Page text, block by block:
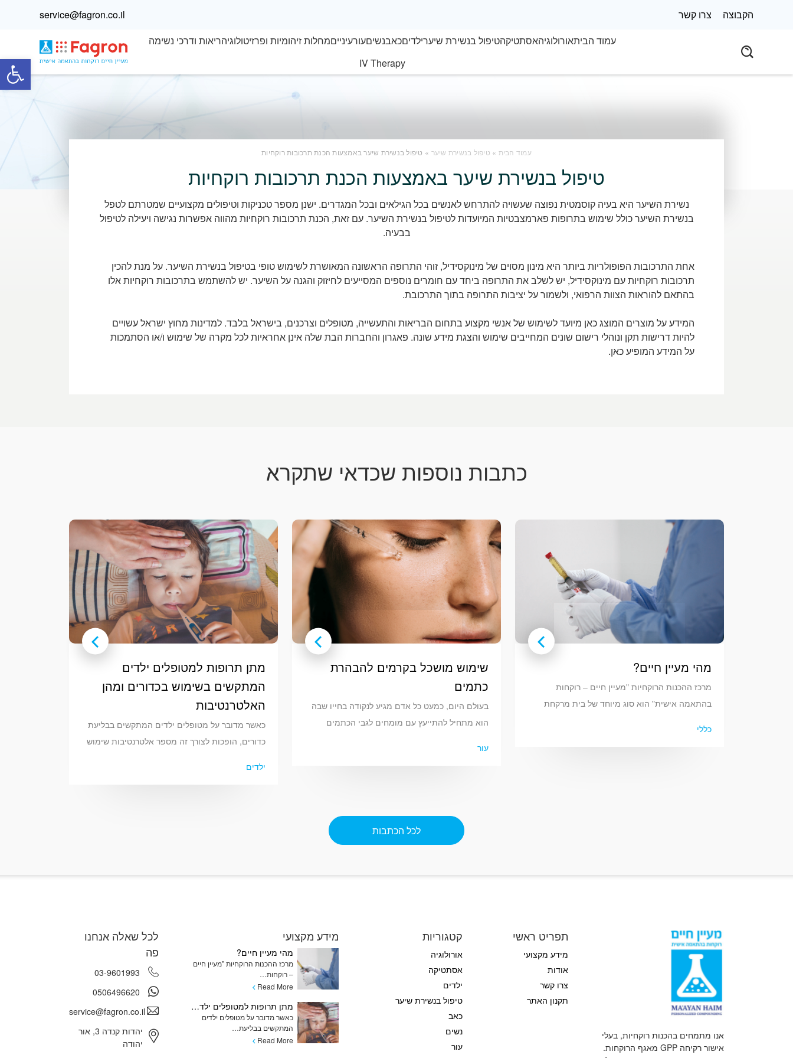
הקבוצה צרו קשר
service@fagron.co.il
עמוד הביתאורולוגיהאסתטיקהטיפול בנשירת שיערילדיםכאבנשיםעורעינייםמחלות זיהומיות ופרזיטולוגיהריאות ודרכי נשימה
IV Therapy
עמוד הבית » טיפול בנשירת שיער » טיפול בנשירת שיער באמצעות הכנת תרכובות רוקחיות
טיפול בנשירת שיער באמצעות הכנת תרכובות רוקחיות
נשירת השיער היא בעיה קוסמטית נפוצה שעשויה להתרחש לאנשים בכל הגילאים ובכל המגדרים. ישנן מספר טכניקות וטיפולים מקצועיים שמטרתם לטפל
בנשירת השיער כולל שימוש בתרופות פארמצבטיות המיועדות לטיפול בנשירת השיער. עם זאת, הכנת תרכובות רוקחיות מהווה אפשרות נגישה ויעילה לטיפול
בבעיה.
אחת התרכובות הפופולריות ביותר היא מינון מסוים של מינוקסידיל, זוהי התרופה הראשונה המאושרת לשימוש טופי בטיפול בנשירת השיער. על מנת להכין
תרכובות רוקחיות עם מינוקסידיל, יש לשלב את התרופה ביחד עם חומרים נוספים המסייעים לחיזוק והגנה על השיער. יש להשתמש בתרכובות רוקחיות אלו
בהתאם להוראות הצוות הרפואי, ולשמור על יציבות התרופה בתוך התרכובת.
המידע על מוצרים המוצג כאן מיועד לשימוש של אנשי מקצוע בתחום הבריאות והתעשייה, מטופלים וצרכנים, בישראל בלבד. למדינות מחוץ ישראל עשויים
להיות דרישות תקן ונוהלי רישום שונים המחייבים שימוש והצגת מידע שונה. פאגרון והחברות הבת שלה אינן אחראיות לכל מקרה של שימוש ו/או הסתמכות
על המידע המופיע כאן.
כתבות נוספות שכדאי שתקרא
מהי מעיין חיים?
מרכז ההכנות הרוקחיות "מעיין חיים – רוקחות
בהתאמה אישית" הוא סוג מיוחד של בית מרקחת
כללי
שימוש מושכל בקרמים להבהרת
כתמים
בעולם היום, כמעט כל אדם מגיע לנקודה בחייו שבה
הוא מתחיל להתייעץ עם מומחים לגבי הכתמים
עור
מתן תרופות למטופלים ילדים
המתקשים בשימוש בכדורים ומהן
האלטרנטיבות
כאשר מדובר על מטופלים ילדים המתקשים בבליעת
כדורים, הופכות לצורך זה מספר אלטרנטיבות שימוש
ילדים
לכל הכתבות
אנו מתמחים בהכנות רוקחיות, בעלי
אישור רקיחה GPP מאגף הרוקחות.
תפריט ראשי
מידע מקצועי
אודות
צרו קשר
תקנון האתר
קטגוריות
אורולוגיה
אסתטיקה
ילדים
טיפול בנשירת שיער
כאב
נשים
עור
מידע מקצועי
מהי מעיין חיים?
מרכז ההכנות הרוקחיות "מעיין חיים
– רוקחות…
Read More
מתן תרופות למטופלים ילדים המתקשים בשימוש בכדורים ומהן האלטרנטיבות
כאשר מדובר על מטופלים ילדים
המתקשים בבליעת…
Read More
לכל שאלה אנחנו
פה
03-9601993
0506496620
service@fagron.co.il
יהדות קנדה 3, אור
יהודה